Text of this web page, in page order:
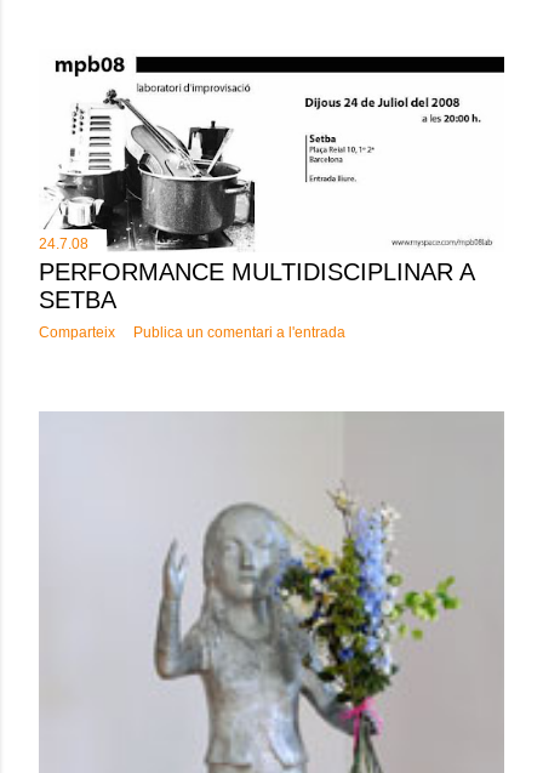
24.7.08
PERFORMANCE MULTIDISCIPLINAR A
SETBA
Comparteix Publica un comentari a l'entrada